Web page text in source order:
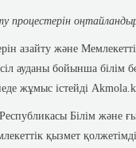
процестерін
азайту және
ауданы бойынша білім
жұмыс істейді
Республикасы Білім
қызмет